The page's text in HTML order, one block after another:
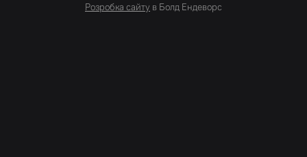
Розробка сайту в Болд Ендеворс